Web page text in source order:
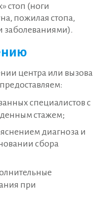
стоп (ноги
пожилая стопа,
заболеваниями).
центра или вызова
специалистов с
стажем;
диагноза и
сбора
при